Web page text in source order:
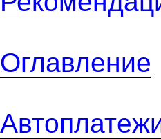
Оглавление